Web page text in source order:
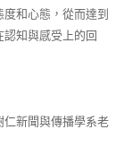
和心態，從而達到
知與感受上的回
仁新聞與傳播學系老